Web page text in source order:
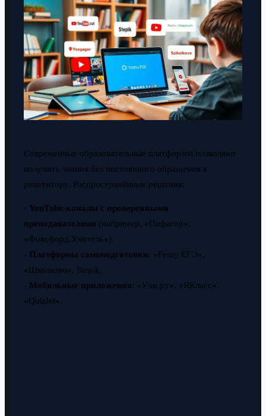
Современные образовательные платформы позволяют
получить знания без постоянного обращения к
репетитору. Распространённые решения:
- YouTube-каналы с проверенными
преподавателями (например, «Пифагор»,
«Фоксфорд.Учитель»).
- Платформы самоподготовки: «Решу ЕГЭ»,
«Школково», Stepik.
- Мобильные приложения: «Учи.ру», «ЯКласс»,
«Quizlet».